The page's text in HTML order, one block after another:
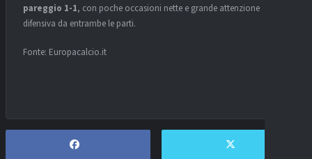
pareggio 1-1, con poche occasioni nette e grande attenzione
difensiva da entrambe le parti.
Fonte: Europacalcio.it